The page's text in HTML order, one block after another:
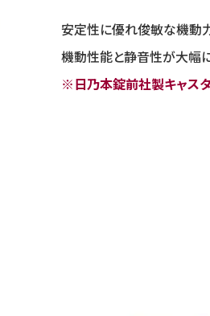
安定性に優れ俊敏な機動
機動性能と静音性が大幅に
※日乃本錠前社製キャス